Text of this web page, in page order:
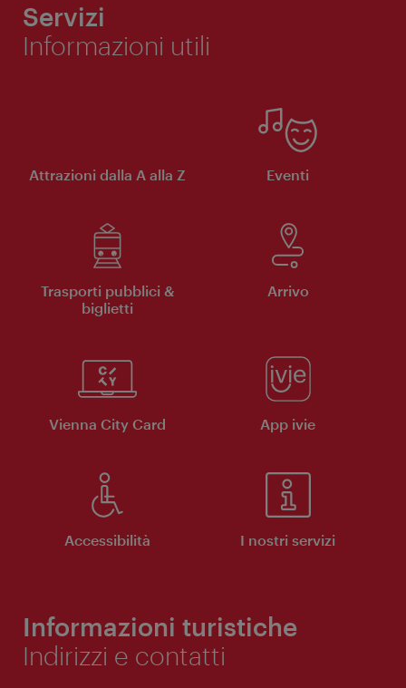
Servizi
Informazioni utili
Attrazioni dalla A alla Z Eventi
Trasporti pubblici &
biglietti
Arrivo
Vienna City Card App ivie
Accessibilità I nostri servizi
Informazioni turistiche
Indirizzi e contatti